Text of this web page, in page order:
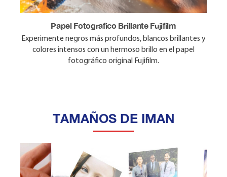
Papel Fotografico Brillante Fujifilm
Experimente negros más profundos, blancos brillantes y
colores intensos con un hermoso brillo en el papel
fotográfico original Fujifilm.
TAMAÑOS DE IMAN